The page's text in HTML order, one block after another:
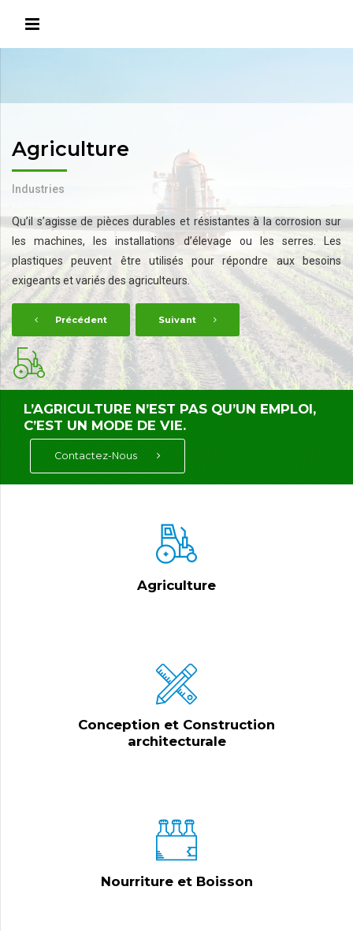
Agriculture
Industries
Qu’il s’agisse de pièces durables et résistantes à la corrosion sur
les machines, les installations d’élevage ou les serres. Les
plastiques peuvent être utilisés pour répondre aux besoins
exigeants et variés des agriculteurs.
Précédent Suivant
L’AGRICULTURE N’EST PAS QU’UN EMPLOI,
C’EST UN MODE DE VIE.
Contactez-Nous
Agriculture
Conception et Construction
architecturale
Nourriture et Boisson